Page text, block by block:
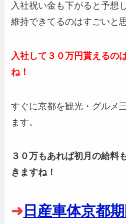
入社祝い金も下がると予想
維持できてるのはすごいと
入社して３０万円貰えるの
ね！
すぐに京都を観光・グルメ
ます。
３０万もあれば初月の給料
きますね！
➜ 日産車体京都